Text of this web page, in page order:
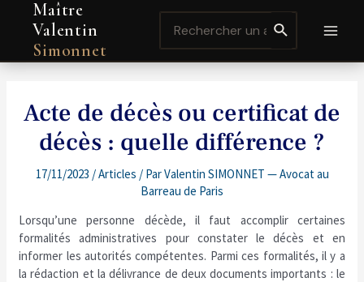
contenu
Maître
Valentin
Simonnet
for:
Acte de décès ou certificat de
décès : quelle différence ?
17/11/2023 /Articles / ParValentin SIMONNET — Avocat au
Barreau de Paris
Lorsqu’une personne décède, il faut accomplir certaines
formalités administratives pour constater le décès et en
informer les autorités compétentes. Parmi ces formalités, il y a
la rédaction et la délivrance de deux documents importants : le
Navigation
de